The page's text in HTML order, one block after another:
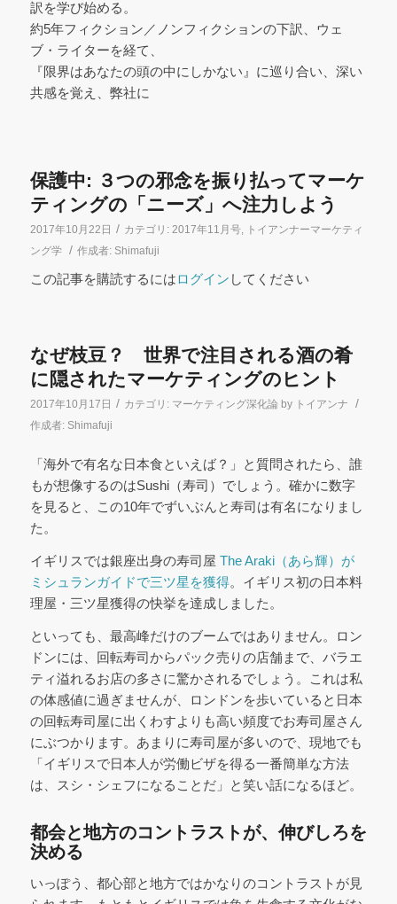
訳を学び始める。
約5年フィクション／ノンフィクションの下訳、ウェ
ブ・ライターを経て、
『限界はあなたの頭の中にしかない』に巡り合い、深い
共感を覚え、弊社に
保護中: ３つの邪念を振り払ってマーケ
ティングの「ニーズ」へ注力しよう
2017年10月22日 / カテゴリ: 2017年11月号,
トイアンナーマーケティ
ング学
/ 作成者: Shimafuji
この記事を購読するにはログイン してください
なぜ枝豆？ 世界で注目される酒の肴
に隠されたマーケティングのヒント
2017年10月17日 / カテゴリ: マーケティング深化論 by トイアンナ /
作成者: Shimafuji
「海外で有名な日本食といえば？」と質問されたら、誰
もが想像するのはSushi（寿司）でしょう。確かに数字
を見ると、この10年でずいぶんと寿司は有名になりまし
た。
イギリスでは銀座出身の寿司屋 The Araki（あら輝）が
ミシュランガイドで三ツ星を獲得。イギリス初の日本料
理屋・三ツ星獲得の快挙を達成しました。
といっても、最高峰だけのブームではありません。ロン
ドンには、回転寿司からパック売りの店舗まで、バラエ
ティ溢れるお店の多さに驚かされるでしょう。これは私
の体感値に過ぎませんが、ロンドンを歩いていると日本
の回転寿司屋に出くわすよりも高い頻度でお寿司屋さん
にぶつかります。あまりに寿司屋が多いので、現地でも
「イギリスで日本人が労働ビザを得る一番簡単な方法
は、スシ・シェフになることだ」と笑い話になるほど。
都会と地方のコントラストが、伸びしろを
決める
いっぽう、都心部と地方ではかなりのコントラストが見